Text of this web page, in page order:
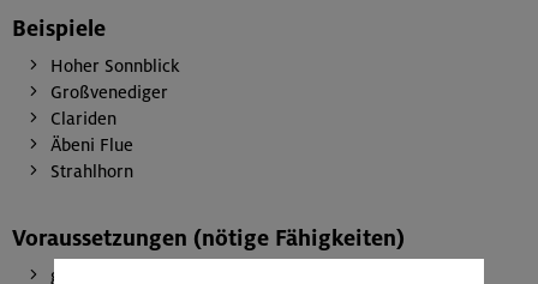
Beispiele
Hoher Sonnblick
Großvenediger
Clariden
Äbeni Flue
Strahlhorn
Voraussetzungen (nötige Fähigkeiten)
gute Kenntnisse im Umgang mit der LVS-Ausrüstung